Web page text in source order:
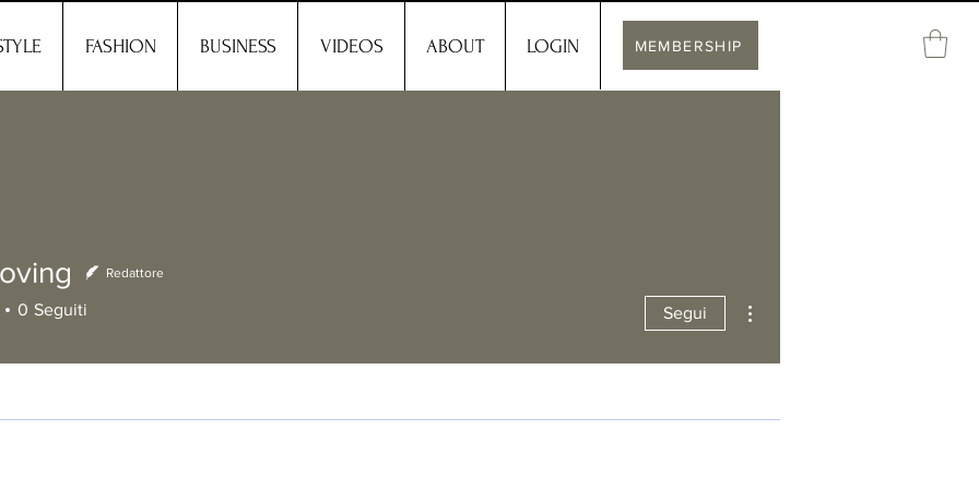
FASHION BUSINESS VIDEOS ABOUT LOGIN MEMBERSHIP
Redattore
0 Seguiti Segui